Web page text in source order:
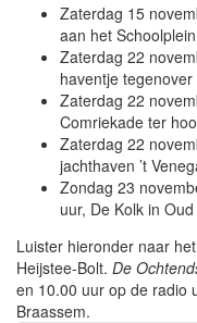
Zaterdag 15
aan het
Zaterdag 22
haventje
Zaterdag 22
Comriekade ter
Zaterdag 22
jachthaven ’t
Zondag 23
uur, De Kolk in
Luister hieronder naar
Heijstee-Bolt. De
en 10.00 uur op de radio
Braassem.